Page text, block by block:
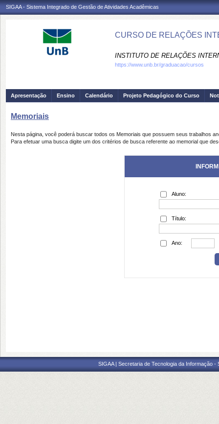
SIGAA - Sistema Integrado de Gestão de Atividades Acadêmicas
CURSO DE RELAÇÕES
INSTITUTO DE RELAÇÕES
https://www.unb.br/graduacao/cursos
Apresentação Ensino Calendário Projeto Pedagógico do Curso
Memoriais
Nesta página, você poderá buscar todos os Memoriais que possuem seus trabalhos
Para efetuar uma busca digite um dos critérios de busca referente ao memorial que
Aluno:
Título:
Ano:
SIGAA | Secretaria de Tecnologia da Informação